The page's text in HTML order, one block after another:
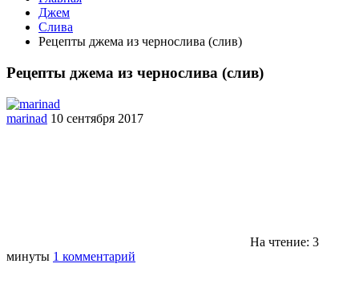
Джем
Слива
Рецепты джема из чернослива (слив)
Рецепты джема из чернослива (слив)
marinad 10 сентября 2017
На чтение: 3
минуты 1 комментарий